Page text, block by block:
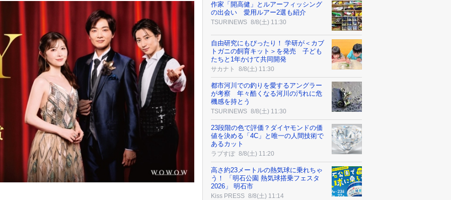
作家「開高健」とルアーフィッシング
の出会い 愛用ルアー2選も紹介
TSURINEWS 8/8(土) 11:30
自由研究にもぴったり！ 学研が＜カブ
トガニの飼育キット＞を発売 子ども
たちと1年かけて共同開発
サカナト 8/8(土) 11:30
都市河川での釣りを愛するアングラー
が考察 年々酷くなる河川の汚れに危
機感を持とう
TSURINEWS 8/8(土) 11:30
23段階の色で評価？ダイヤモンドの価
値を決める「4C」と唯一の人間技術で
あるカット
ラブすぽ 8/8(土) 11:20
高さ約23メートルの熱気球に乗れちゃ
う！ 「明石公園 熱気球搭乗フェスタ
2026」 明石市
Kiss PRESS 8/8(土) 11:14